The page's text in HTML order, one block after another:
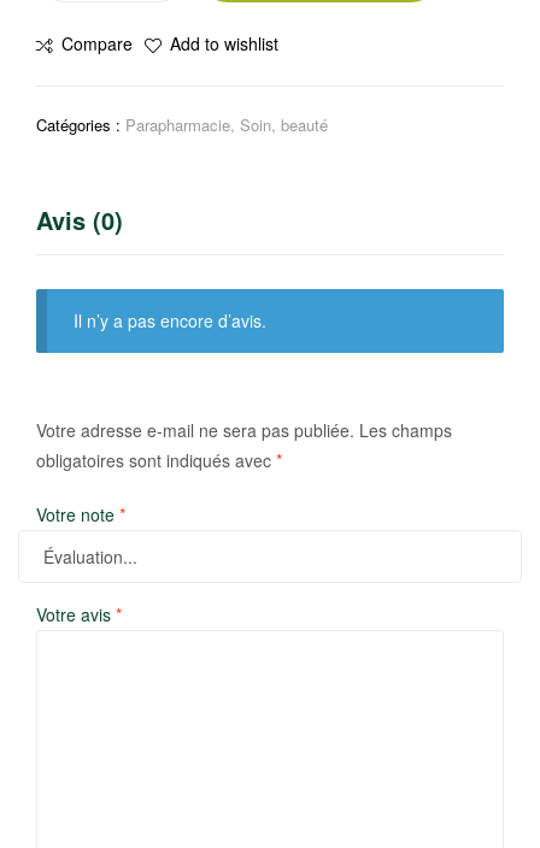
100%
aphrodisiaque
de
Super
Attote
Compare Add to wishlist
Catégories : Parapharmacie, Soin, beauté
Avis (0)
Il n’y a pas encore d’avis.
Votre adresse e-mail ne sera pas publiée. Les champs
obligatoires sont indiqués avec *
Votre note *
Votre avis *